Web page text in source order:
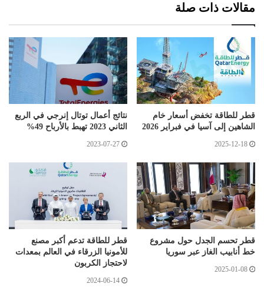
مقالات ذات صلة
قطر للطاقة تخفض أسعار خام
الشاهين إلى آسيا في فبراير 2026
2025-12-18
نتائج أعمال توتال إنرجي في الربع
الثاني 2023 تهبط بالأرباح 49%
2023-07-27
قطر تحسم الجدل حول مشروع
خط أنابيب الغاز عبر سوريا
2025-01-08
قطر للطاقة تدعم أكبر مصنع
للأمونيا الزرقاء في العالم بمعدات
لاحتجاز الكربون
2024-06-14